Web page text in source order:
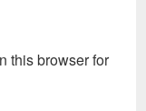
this browser for